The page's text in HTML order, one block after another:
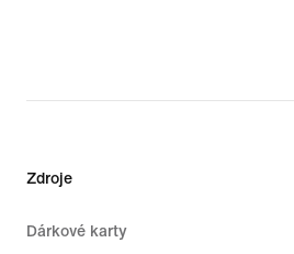
Zdroje
Dárkové karty